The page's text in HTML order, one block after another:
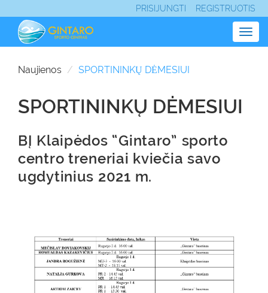
PRISIJUNGTI REGISTRUOTIS
Naujienos SPORTININKŲ DĖMESIUI
SPORTININKŲ DĖMESIUI
BĮ Klaipėdos “Gintaro” sporto
centro treneriai kviečia savo
ugdytinius 2021 m.